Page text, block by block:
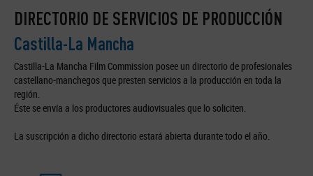
DIRECTORIO DE SERVICIOS DE PRODUCCIÓN
Castilla-La Mancha
Castilla-La Mancha Film Commission posee un directorio de profesionales
castellano-manchegos que presten servicios a la producción en toda la
región.
Éste se envía a los productores audiovisuales que lo soliciten.
La suscripción a dicho directorio estará abierta durante todo el año.